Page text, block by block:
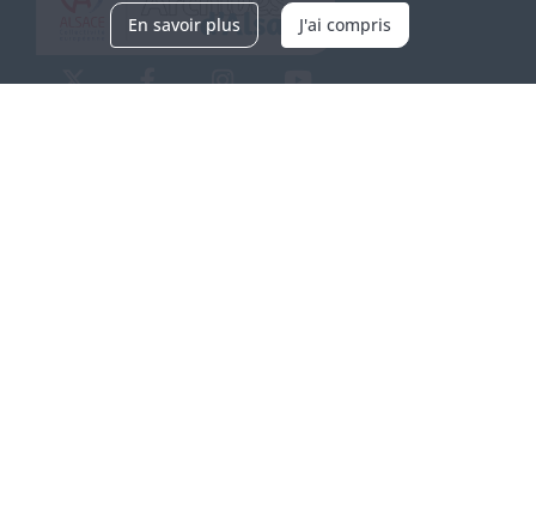
En savoir plus J'ai compris